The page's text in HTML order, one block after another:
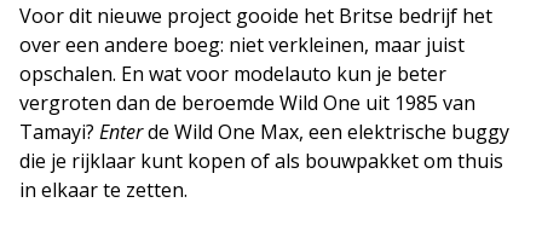
Voor dit nieuwe project gooide het Britse bedrijf het
over een andere boeg: niet verkleinen, maar juist
opschalen. En wat voor modelauto kun je beter
vergroten dan de beroemde Wild One uit 1985 van
Tamayi? Enterde Wild One Max, een elektrische buggy
die je rijklaar kunt kopen of als bouwpakket om thuis
in elkaar te zetten.